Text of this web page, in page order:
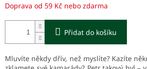
Doprava od 59 Kč nebo zdarma
Přidat do košíku
Mluvíte někdy dřív, než myslíte? Kazíte